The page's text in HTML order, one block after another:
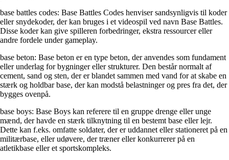
base battles codes: Base Battles Codes henviser sandsynligvis til koder
eller snydekoder, der kan bruges i et videospil ved navn Base Battles.
Disse koder kan give spilleren forbedringer, ekstra ressourcer eller
andre fordele under gameplay.
base beton: Base beton er en type beton, der anvendes som fundament
eller underlag for bygninger eller strukturer. Den består normalt af
cement, sand og sten, der er blandet sammen med vand for at skabe en
stærk og holdbar base, der kan modstå belastninger og pres fra det, der
bygges ovenpå.
base boys: Base Boys kan referere til en gruppe drenge eller unge
mænd, der havde en stærk tilknytning til en bestemt base eller lejr.
Dette kan f.eks. omfatte soldater, der er uddannet eller stationeret på en
militærbase, eller udøvere, der træner eller konkurrerer på en
atletikbase eller et sportskompleks.